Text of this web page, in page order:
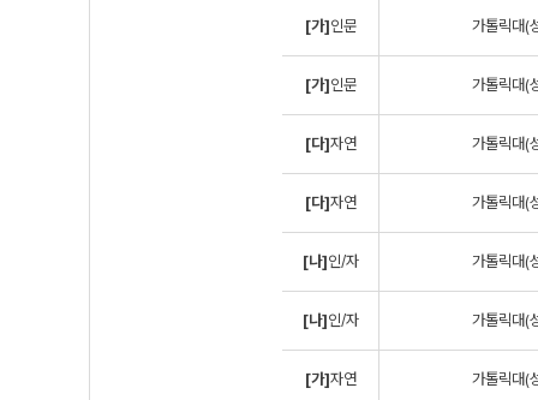
[가]인문 가톨릭대(
[가]인문 가톨릭대(
[다]자연 가톨릭대(
[다]자연 가톨릭대(
[나]인/자 가톨릭대(
[나]인/자 가톨릭대(
[가]자연 가톨릭대(